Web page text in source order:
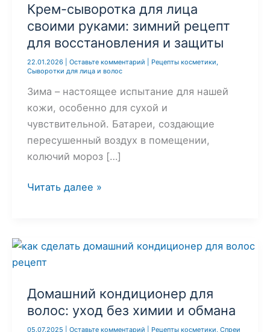
Крем-сыворотка для лица
своими руками: зимний рецепт
для восстановления и защиты
22.01.2026 Оставьте комментарий Рецепты косметики
Сыворотки для лица и волос
Зима – настоящее испытание для нашей
кожи, особенно для сухой и
чувствительной. Батареи, создающие
пересушенный воздух в помещении,
колючий мороз […]
Крем-
своими
руками:
рецепт
для
Читать далее »
Домашний кондиционер для
волос: уход без химии и обмана
05.07.2025 Оставьте комментарий Рецепты косметики, Спреи